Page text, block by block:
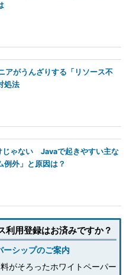
アがうんざりする「リソース不
処法
じゃない Javaで起きやすい主な
例外」と原因は？
用登録はお済みですか？
ーシップのご案内
がそろったホワイトペーパー